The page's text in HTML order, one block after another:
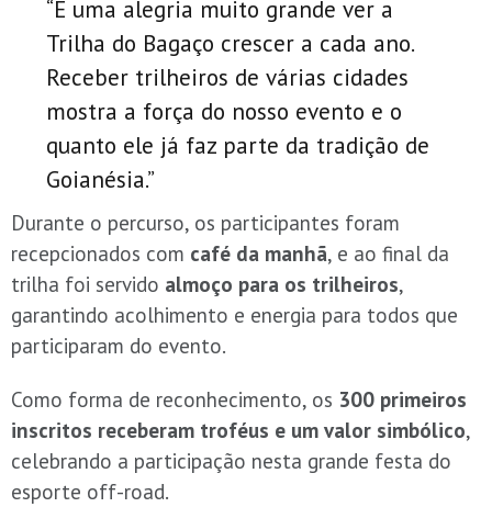
“É uma alegria muito grande ver a
Trilha do Bagaço crescer a cada ano.
Receber trilheiros de várias cidades
mostra a força do nosso evento e o
quanto ele já faz parte da tradição de
Goianésia.”
Durante o percurso, os participantes foram
recepcionados com café da manhã, e ao final da
trilha foi servido almoço para os trilheiros,
garantindo acolhimento e energia para todos que
participaram do evento.
Como forma de reconhecimento, os 300 primeiros
inscritos receberam troféus e um valor simbólico,
celebrando a participação nesta grande festa do
esporte off-road.